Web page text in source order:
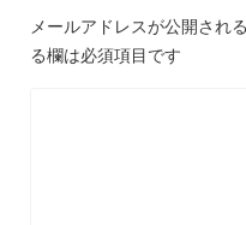
メールアドレスが公開され
る欄は必須項目です